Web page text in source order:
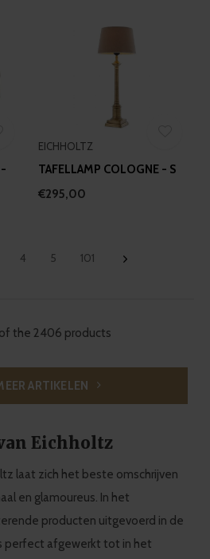
EICHHOLTZ
TAFELLAMP COLOGNE - S
€295,00
4 5 101
the 2406 products
ARTIKELEN
Eichholtz
laat zich het beste omschrijven
en glamoureus. In het
producten uitgevoerd in de
perfect afgewerkt tot in het